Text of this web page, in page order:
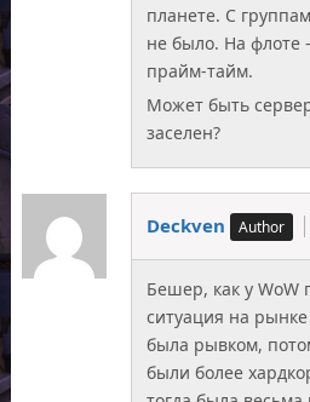
планете. С
не было. На флоте
прайм-тайм.
Может быть
заселен?
Deckven
Бешер, как у WoW
ситуация на
была рывком,
были более